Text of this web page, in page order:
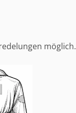
möglich.